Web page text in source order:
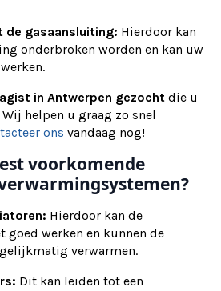
de gasaansluiting: Hierdoor kan
onderbroken worden en kan uw
in Antwerpen gezocht die u
helpen u graag zo snel
ons vandaag nog!
voorkomende
Hierdoor kan de
goed werken en kunnen de
verwarmen.
Dit kan leiden tot een